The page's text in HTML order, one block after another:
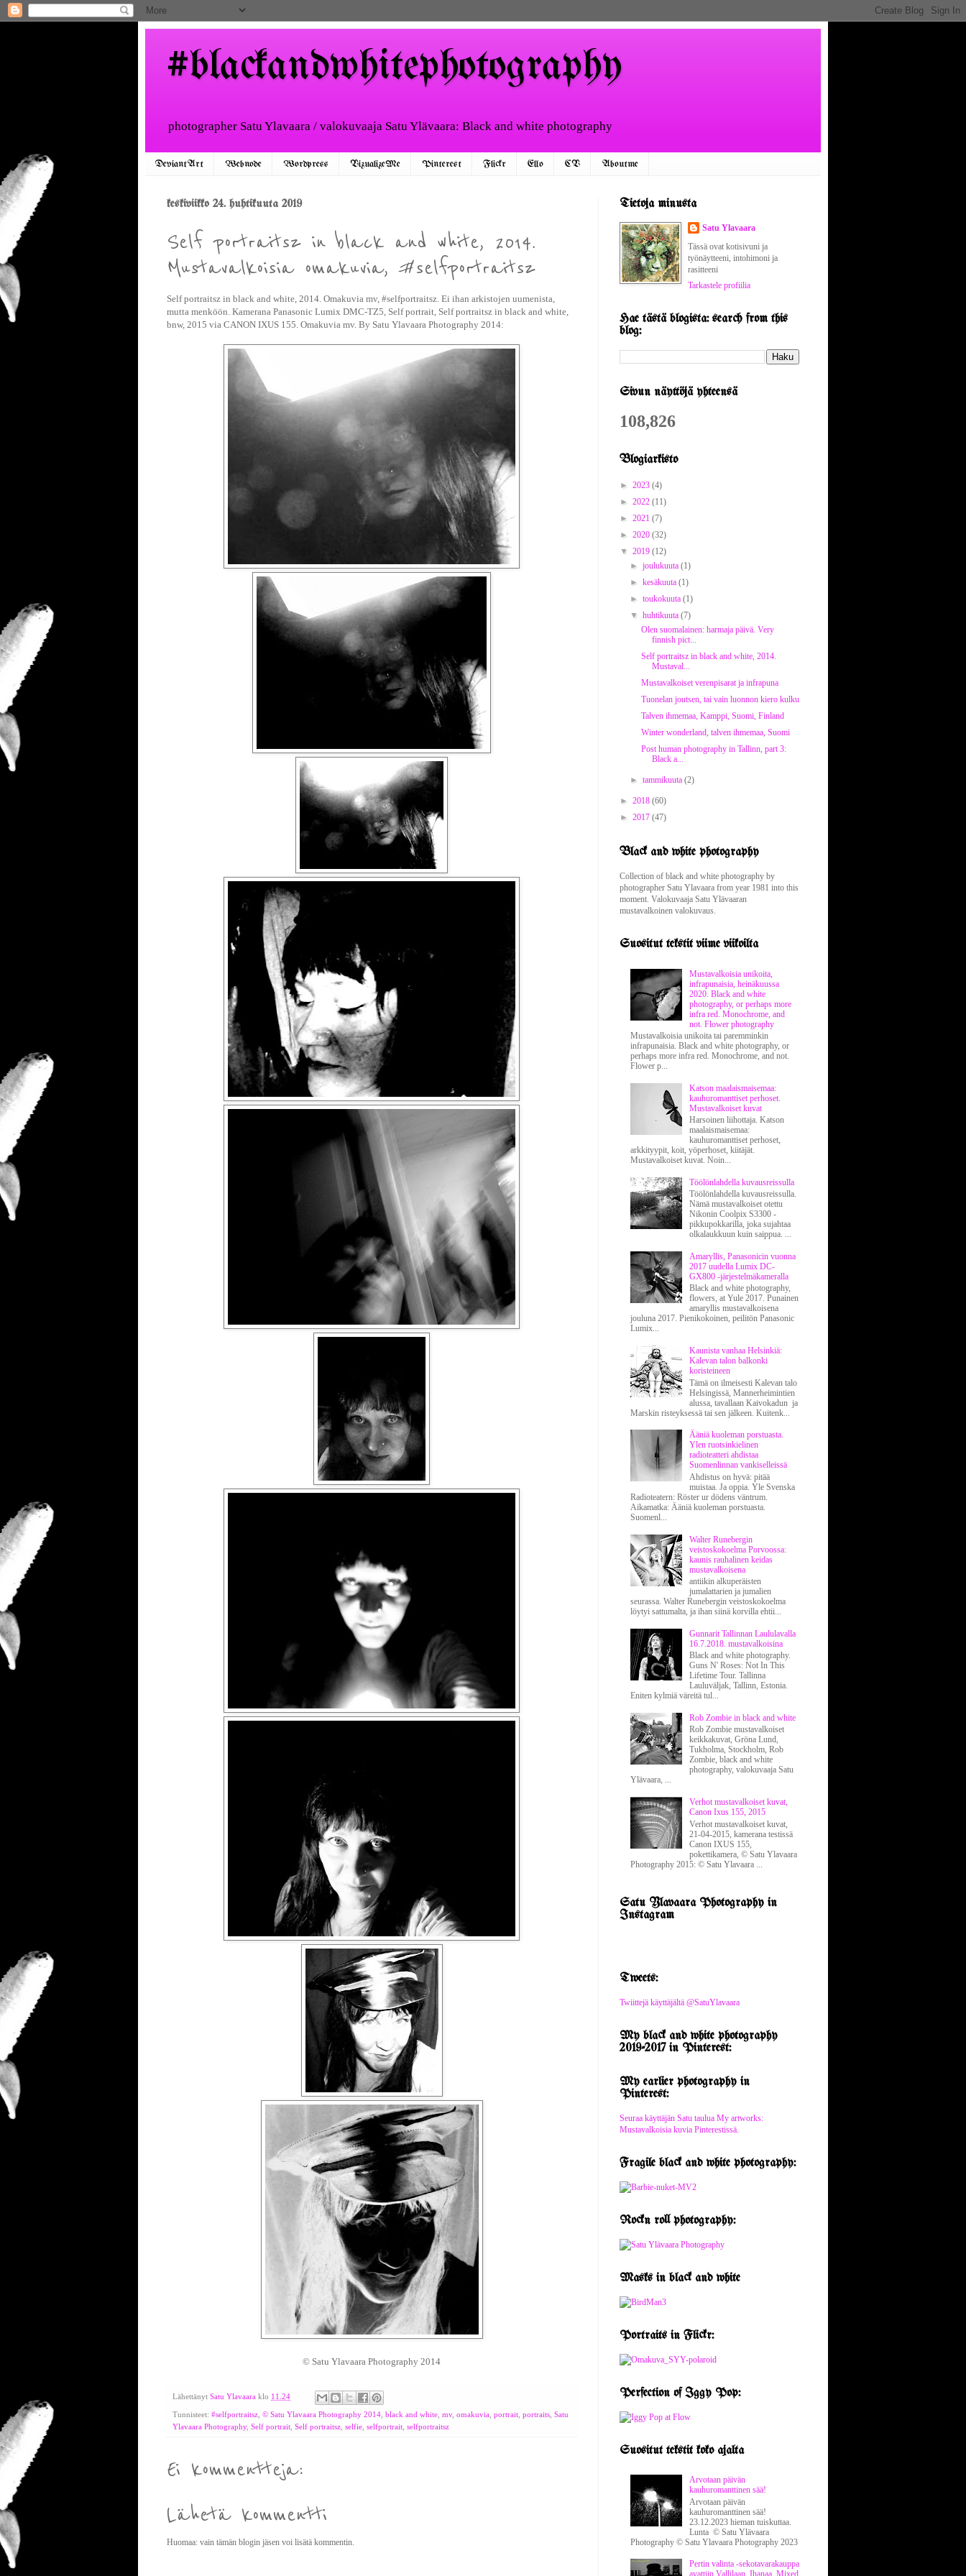
#blackandwhitephotography
photographer Satu Ylavaara / valokuvaaja Satu Ylävaara: Black and white photography
DeviantArt Webnode Wordpress VizualizeMe Pinterest Flickr Ello CV Aboutme
keskiviikko 24. huhtikuuta 2019
Self portraitsz in black and white, 2014.
Mustavalkoisia omakuvia, #selfportraitsz
Self portraitsz in black and white, 2014. Omakuvia mv, #selfportraitsz. Ei ihan arkistojen uumenista,
mutta menköön. Kamerana Panasonic Lumix DMC-TZ5, Self portrait, Self portraitsz in black and white,
bnw, 2015 via CANON IXUS 155. Omakuvia mv. By Satu Ylavaara Photography 2014:
© Satu Ylavaara Photography 2014
Lähettänyt Satu Ylavaara klo 11.24
Tunnisteet: #selfportraitsz © Satu Ylavaara Photography 2014 black and white mv, omakuvia portrait portraits Satu
Ylavaara Photography, Self portrait Self portraitsz selfie selfportrait selfportraitsz
Ei kommentteja:
Lähetä kommentti
Huomaa: vain tämän blogin jäsen voi lisätä kommentin.
Tietoja minusta
Satu Ylavaara
Tässä ovat kotisivuni ja
työnäytteeni, intohimoni ja
rasitteeni
Tarkastele profiilia
Hae tästä blogista: search from this
blog:
Sivun näyttöjä yhteensä
108,826
Blogiarkisto
► 2023 (4)
► 2022 (11)
► 2021 (7)
► 2020 (32)
▼ 2019 (12)
►joulukuuta(1)
►kesäkuuta(1)
►toukokuuta(1)
▼huhtikuuta(7)
Olen suomalainen: harmaja päivä. Very
finnish pict...
Self portraitsz in black and white, 2014.
Mustaval...
Mustavalkoiset verenpisarat ja infrapuna
Tuonelan joutsen, tai vain luonnon kiero kulku
Talven ihmemaa, Kamppi, Suomi, Finland
Winter wonderland, talven ihmemaa, Suomi
Post human photography in Tallinn, part 3:
Black a...
►tammikuuta(2)
► 2018 (60)
► 2017 (47)
Black and white photography
Collection of black and white photography by
photographer Satu Ylavaara from year 1981 into this
moment. Valokuvaaja Satu Ylävaaran
mustavalkoinen valokuvaus.
Suositut tekstit viime viikoilta
Mustavalkoisia unikoita,
infrapunaisia, heinäkuussa
2020. Black and white
photography, or perhaps more
infra red. Monochrome, and
not. Flower photography
Mustavalkoisia unikoita tai paremminkin
infrapunaisia. Black and white photography, or
perhaps more infra red. Monochrome, and not.
Flower p...
Katson maalaismaisemaa:
kauhuromanttiset perhoset.
Mustavalkoiset kuvat
Harsoinen liihottaja. Katson
maalaismaisemaa:
kauhuromanttiset perhoset,
arkkityypit, koit, yöperhoset, kiitäjät.
Mustavalkoiset kuvat. Noin...
Töölönlahdella kuvausreissulla
Töölönlahdella kuvausreissulla.
Nämä mustavalkoiset otettu
Nikonin Coolpix S3300 -
pikkupokkarilla, joka sujahtaa
olkalaukkuun kuin saippua. ...
Amaryllis, Panasonicin vuonna
2017 uudella Lumix DC-
GX800 -järjestelmäkameralla
Black and white photography,
flowers, at Yule 2017. Punainen
amaryllis mustavalkoisena
jouluna 2017. Pienikokoinen, peilitön Panasonic
Lumix...
Kaunista vanhaa Helsinkiä:
Kalevan talon balkonki
koristeineen
Tämä on ilmeisesti Kalevan talo
Helsingissä, Mannerheimintien
alussa, tavallaan Kaivokadun ja
Marskin risteyksessä tai sen jälkeen. Kuitenk...
Ääniä kuoleman porstuasta.
Ylen ruotsinkielinen
radioteatteri ahdistaa
Suomenlinnan vankiselleissä
Ahdistus on hyvä: pitää
muistaa. Ja oppia. Yle Svenska
Radioteatern: Röster ur dödens väntrum.
Aikamatka: Ääniä kuoleman porstuasta.
Suomenl...
Walter Runebergin
veistoskokoelma Porvoossa:
kaunis rauhalinen keidas
mustavalkoisena
antiikin alkuperäisten
jumalattarien ja jumalien
seurassa. Walter Runebergin veistoskokoelma
löytyi sattumalta, ja ihan siinä korvilla ehtii...
Gunnarit Tallinnan Laululavalla
16.7.2018. mustavalkoisina
Black and white photography.
Guns N' Roses: Not In This
Lifetime Tour. Tallinna
Lauluväljak, Tallinn, Estonia.
Eniten kylmiä väreitä tul...
Rob Zombie in black and white
Rob Zombie mustavalkoiset
keikkakuvat, Gröna Lund,
Tukholma, Stockholm, Rob
Zombie, black and white
photography, valokuvaaja Satu
Ylävaara, ...
Verhot mustavalkoiset kuvat,
Canon Ixus 155, 2015
Verhot mustavalkoiset kuvat,
21-04-2015, kamerana testissä
Canon IXUS 155,
pokettikamera, © Satu Ylavaara
Photography 2015: © Satu Ylavaara ...
Satu Ylavaara Photography in
Instagram
Tweets:
Twiittejä käyttäjältä @SatuYlavaara
My black and white photography
2019-2017 in Pinterest:
My earlier photography in
Pinterest:
Seuraa käyttäjän Satu taulua My artworks:
Mustavalkoisia kuvia Pinterestissä.
Fragile black and white photography:
Rockn roll photography:
Masks in black and white
Portraits in Flickr:
Perfection of Iggy Pop:
Suositut tekstit koko ajalta
Arvotaan päivän
kauhuromanttinen sää!
Arvotaan päivän
kauhuromanttinen sää!
23.12.2023 hieman tuiskuttaa.
Lunta © Satu Ylävaara
Photography © Satu Ylavaara Photography 2023
Pertin valinta -sekotavarakauppa